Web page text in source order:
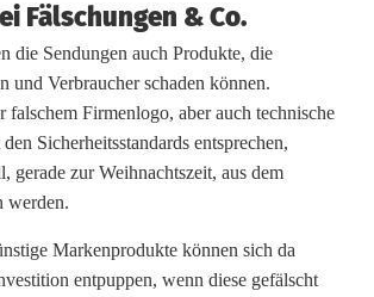
Fälschungen & Co.
die Sendungen auch Produkte, die
und Verbraucher schaden können.
falschem Firmenlogo, aber auch technische
Sicherheitsstandards entsprechen,
gerade zur Weihnachtszeit, aus dem
werden.
Markenprodukte können sich da
entpuppen, wenn diese gefälscht